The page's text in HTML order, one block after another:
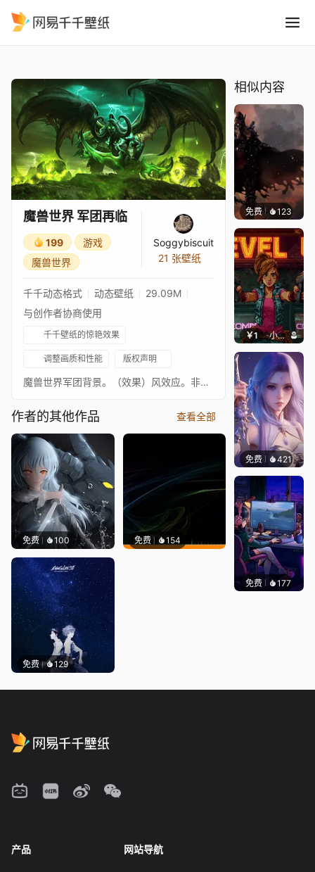
魔兽世界 军团再临
199
游戏
魔兽世界
Soggybiscuit
21 张壁纸
千千动态格式 动态壁纸
29.09M
与创作者协商使用
千千壁纸的惊艳效果
调整画质和性能 版权声明
魔兽世界军团背景。（效果）风效应。非常轻微的运动模糊。整体图像对比度。（素材）余烬火炬（眼睛）轻微雾气。音乐（World of Warcraft - Legion (Soundtrack) (2016)）编辑（21/08/16）添加了头发晃动效果。为纹身添加了发光脉冲效果。降低了余烬效果。+ 小幅调整最终编辑（21/09/23）重新制作了翅膀拍打晃动。添加了翅膀运动。添加了手臂和武器运动。添加了胸部呼吸。为地狱火添加了手臂晃动。调整了眼睛发光/火焰。为闪电添加了氮气效果。将对比度从0.3降低到0.2。
作者的其他作品 查看全部
免费 100 免费 154
免费 129
相似内容
免费 123Xuthus
￥1 小鹿子
免费 421好看
免费 177
产品 网站导航